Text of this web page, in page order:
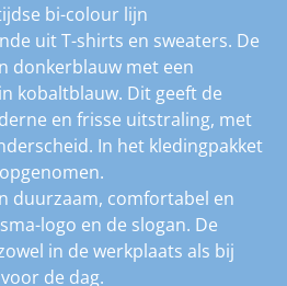
bi-colour lijn
uit T-shirts en sweaters. De
donkerblauw met een
kobaltblauw. Dit geeft de
en frisse uitstraling, met
In het kledingpakket
duurzaam, comfortabel en
logo en de slogan. De
in de werkplaats als bij
de dag.